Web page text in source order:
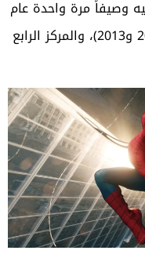
حل فيه وصيفاً مرة واحدة عام
1979، وفي المركز الثالث مرتين (2002 و2013)، والمركز الرابع